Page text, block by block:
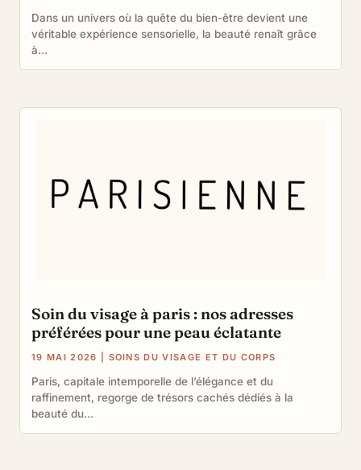
Dans un univers où la quête du bien-être devient une
véritable expérience sensorielle, la beauté renaît grâce
à...
Soin du visage à paris : nos adresses
préférées pour une peau éclatante
19 MAI 2026 SOINS DU VISAGE ET DU CORPS
Paris, capitale intemporelle de l’élégance et du
raffinement, regorge de trésors cachés dédiés à la
beauté du...